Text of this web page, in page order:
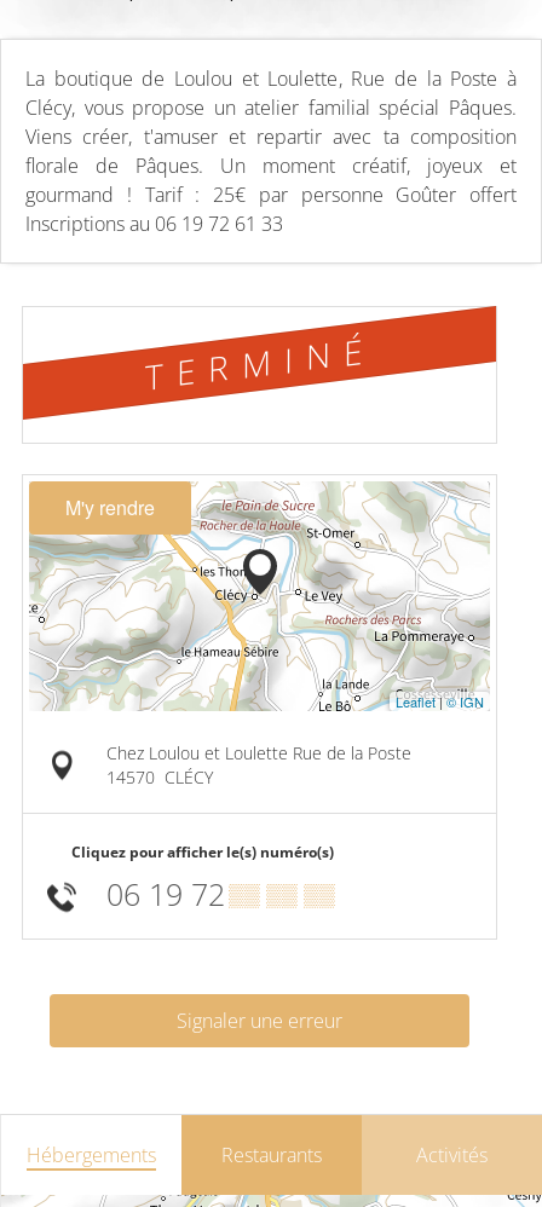
La boutique de Loulou et Loulette, Rue de la Poste à
Clécy, vous propose un atelier familial spécial Pâques.
Viens créer, t'amuser et repartir avec ta composition
florale de Pâques. Un moment créatif, joyeux et
gourmand ! Tarif : 25€ par personne Goûter offert
Inscriptions au 06 19 72 61 33
TERMINÉ
M'y rendre
Leaflet|© IGN
Chez Loulou et Loulette Rue de la Poste
14570 CLÉCY
Cliquez pour afficher le(s) numéro(s)
06 19 72 ▒▒ ▒▒ ▒▒
Signaler une erreur
Hébergements Restaurants Activités